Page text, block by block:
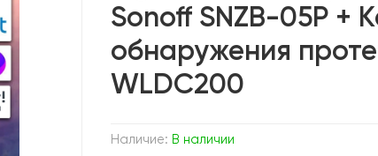
Наличие: В наличии
Sonoff SNZB-05P +
обнаружения
WLDC200